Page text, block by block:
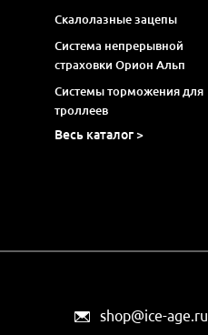
Скалолазные зацепы
Система непрерывной
страховки Орион Альп
Системы торможения для
троллеев
Весь каталог >
shop@ice-age.ru